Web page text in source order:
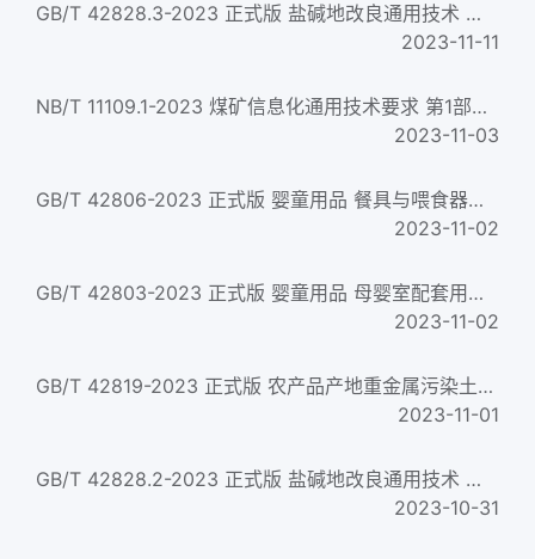
GB/T 42828.3-2023 正式版 盐碱地改良通用技术 第3部分：生物改良
2023-11-11
NB/T 11109.1-2023 煤矿信息化通用技术要求 第1部分：总体要求
2023-11-03
GB/T 42806-2023 正式版 婴童用品 餐具与喂食器具通用技术要求
2023-11-02
GB/T 42803-2023 正式版 婴童用品 母婴室配套用品通用技术要求
2023-11-02
GB/T 42819-2023 正式版 农产品产地重金属污染土壤钝化通用技术规程
2023-11-01
GB/T 42828.2-2023 正式版 盐碱地改良通用技术 第2部分：稻田池塘渔农改良
2023-10-31